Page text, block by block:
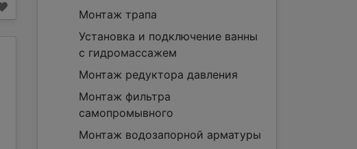
Монтаж трапа
Установка и подключение ванны
с гидромассажем
Монтаж редуктора давления
Монтаж фильтра
самопромывного
Монтаж водозапорной арматуры